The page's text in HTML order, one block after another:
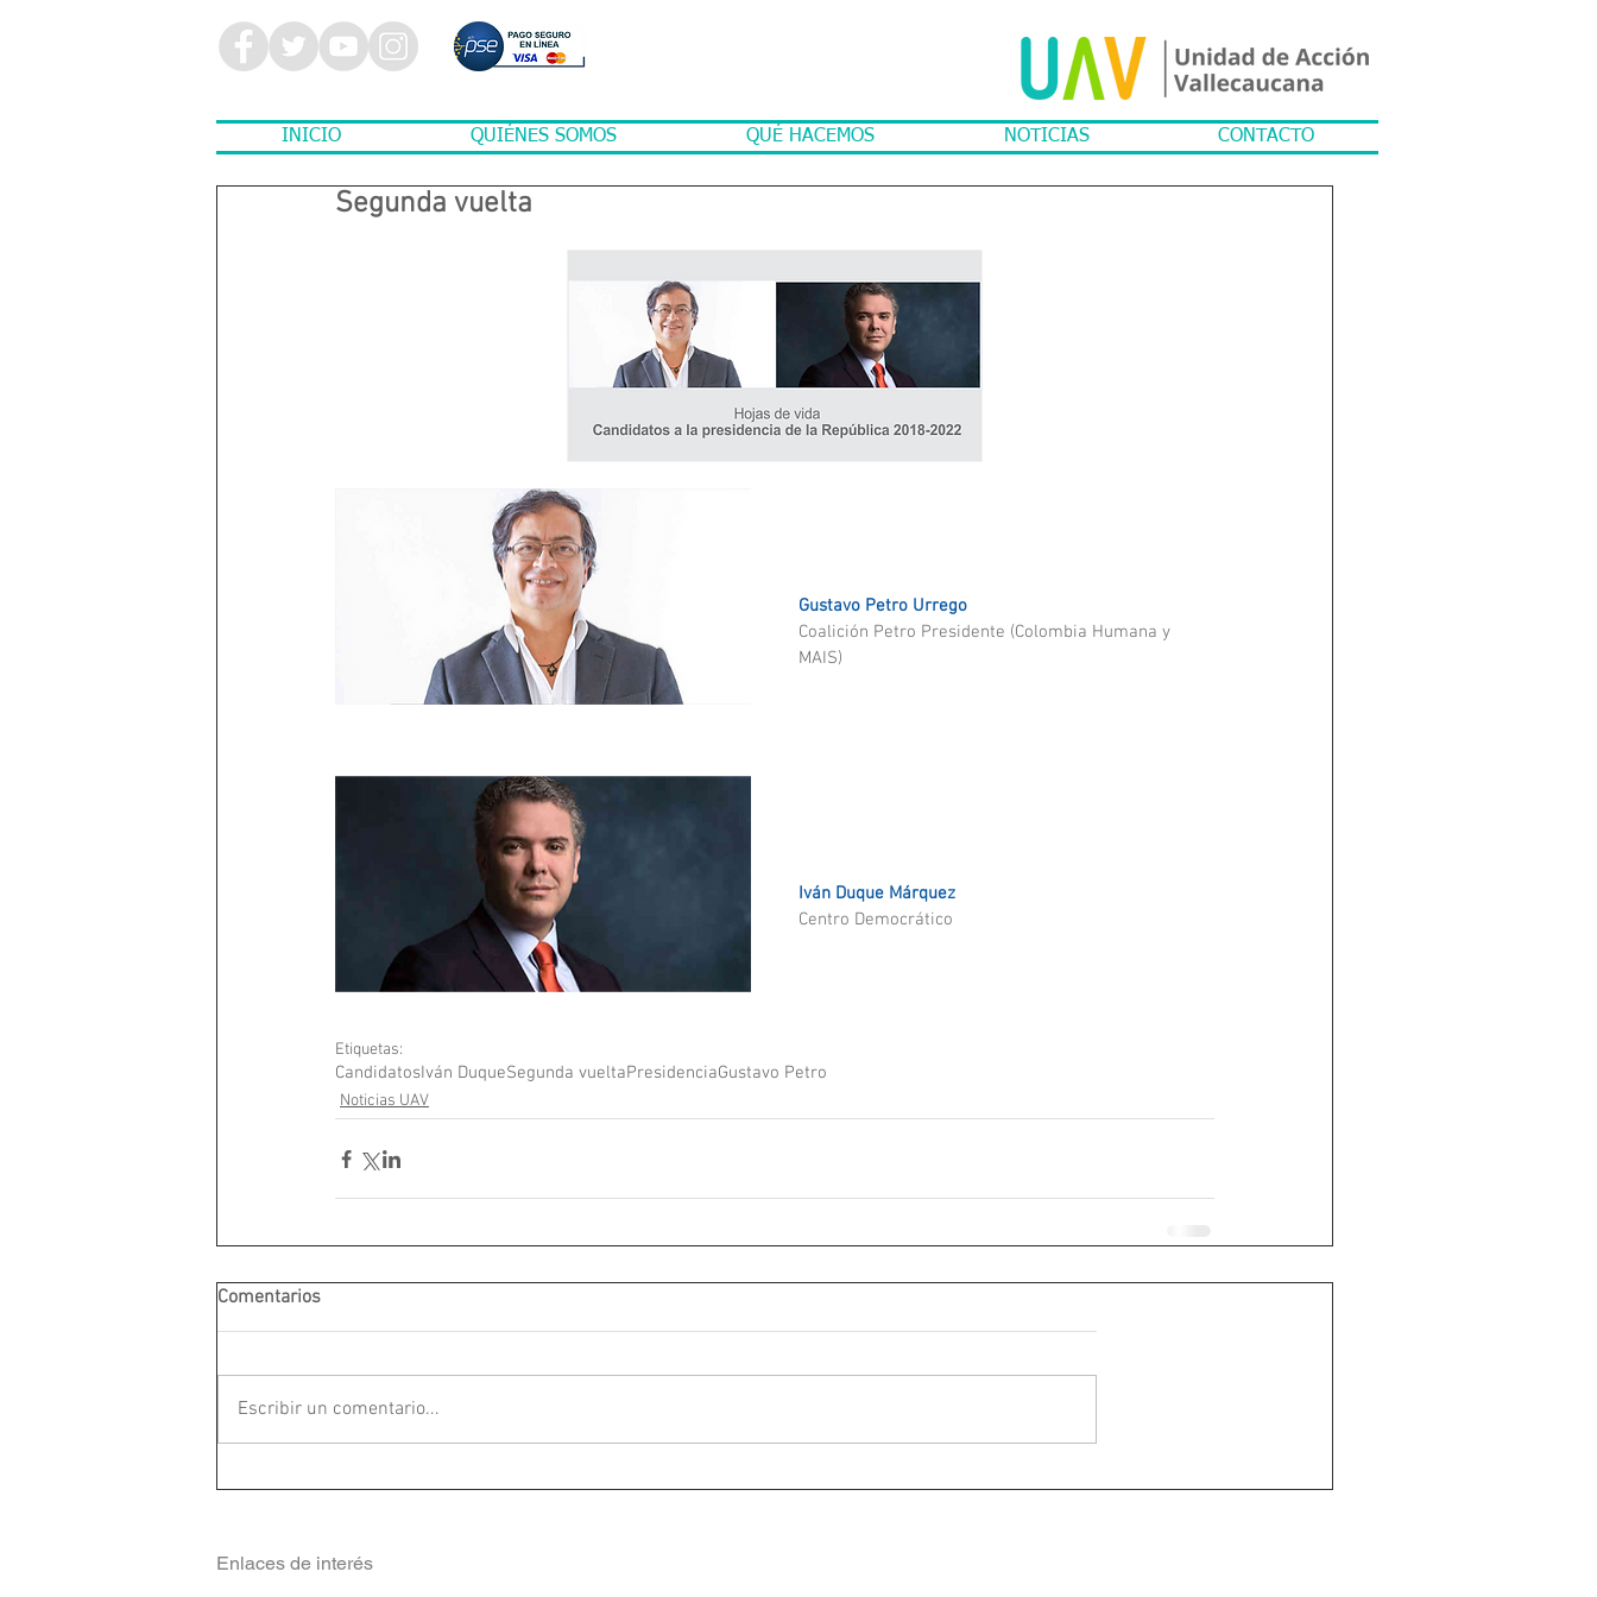
INICIO QUIÉNES SOMOS QUÉ HACEMOS NOTICIAS CONTACTO
Segunda vuelta
Gustavo Petro Urrego
Coalición Petro Presidente (Colombia Humana y
MAIS)
Iván Duque Márquez
Centro Democrático
Etiquetas:
CandidatosIván DuqueSegunda vueltaPresidenciaGustavo Petro
Noticias UAV
Comentarios
Escribir un comentario...
Enlaces de interés